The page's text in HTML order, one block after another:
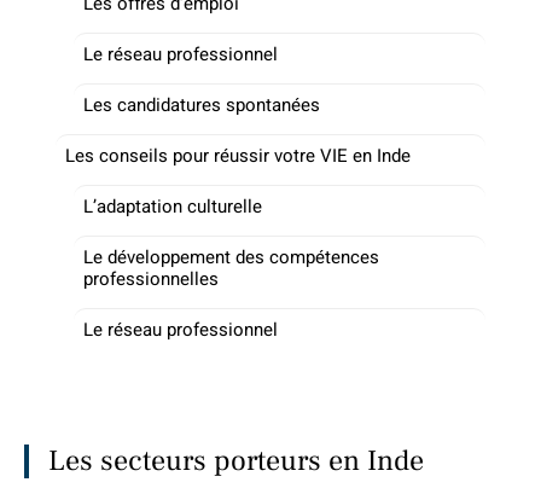
Le réseau professionnel
Les candidatures spontanées
Les conseils pour réussir votre VIE en Inde
L’adaptation culturelle
Le développement des compétences
professionnelles
Le réseau professionnel
Les secteurs porteurs en Inde